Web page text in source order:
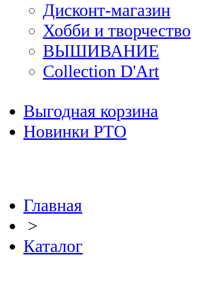
Дисконт-магазин
Хобби и творчество
ВЫШИВАНИЕ
Collection D'Art
Выгодная корзина
Новинки РТО
Главная
>
Каталог